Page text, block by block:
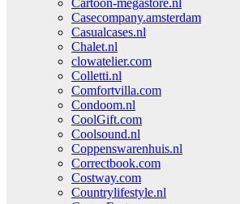
Cartoon-megastore.nl
Casecompany.amsterdam
Casualcases.nl
Chalet.nl
clowatelier.com
Colletti.nl
Comfortvilla.com
Condoom.nl
CoolGift.com
Coolsound.nl
Coppenswarenhuis.nl
Correctbook.com
Costway.com
Countrylifestyle.nl